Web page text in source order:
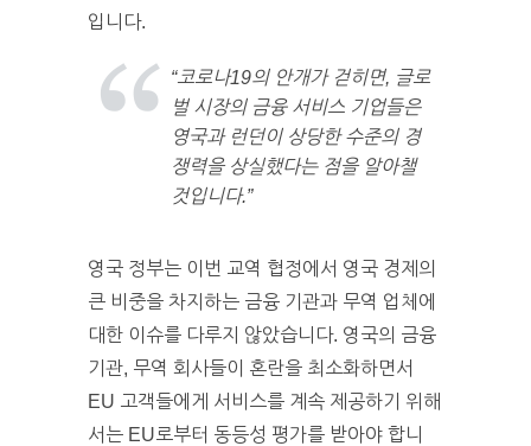
입니다.
“코로나19의 안개가 걷히면, 글로
벌 시장의 금융 서비스 기업들은
영국과 런던이 상당한 수준의 경
쟁력을 상실했다는 점을 알아챌
것입니다.”
영국 정부는 이번 교역 협정에서 영국 경제의
큰 비중을 차지하는 금융 기관과 무역 업체에
대한 이슈를 다루지 않았습니다. 영국의 금융
기관, 무역 회사들이 혼란을 최소화하면서
EU 고객들에게 서비스를 계속 제공하기 위해
서는 EU로부터 동등성 평가를 받아야 합니